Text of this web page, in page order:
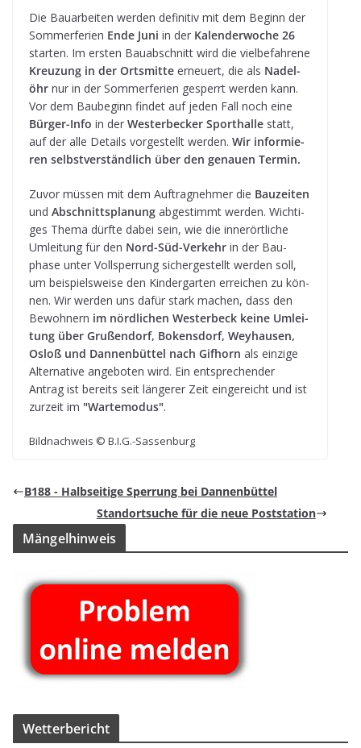
Die Bau­ar­bei­ten wer­den defi­ni­tiv mit dem Beginn der
Som­mer­fe­rien Ende Juni in der Kalen­der­wo­che 26
star­ten. Im ers­ten Bau­ab­schnitt wird die viel­be­fah­rene
Kreu­zung in der Orts­mitte erneu­ert, die als Nadel­
öhr nur in der Som­mer­fe­rien gesperrt wer­den kann.
Vor dem Bau­be­ginn fin­det auf jeden Fall noch eine
Bür­ger-Info in der Wes­ter­be­cker Sport­halle statt,
auf der alle Details vor­ge­stellt wer­den. Wir infor­mie­
ren selbst­ver­ständ­lich über den genauen Termin.
Zuvor müs­sen mit dem Auf­trag­neh­mer die Bau­zei­ten
und Abschnitts­pla­nung abge­stimmt wer­den. Wich­ti­
ges Thema dürfte dabei sein, wie die inner­ört­li­che
Umlei­tung für den Nord-Süd-Ver­kehr in der Bau­
phase unter Voll­sper­rung sicher­ge­stellt wer­den soll,
um bei­spiels­weise den Kin­der­gar­ten errei­chen zu kön­
nen. Wir wer­den uns dafür stark machen, dass den
Bewoh­nern im nörd­li­chen Wes­ter­beck keine Umlei­
tung über Gru­ßen­dorf, Bokens­dorf, Wey­hau­sen,
Osloß und Dan­nen­büt­tel nach Gif­horn als ein­zige
Alter­na­tive ange­bo­ten wird. Ein ent­spre­chen­der
Antrag ist bereits seit län­ge­rer Zeit ein­ge­reicht und ist
zur­zeit im "War­te­mo­dus".
Bild­nach­weis © B.I.G.-Sassenburg
B188 - Halb­sei­tige Sper­rung bei Dannenbüttel
Stand­ort­su­che für die neue Poststation
Män­gel­hin­weis
Wet­ter­be­richt